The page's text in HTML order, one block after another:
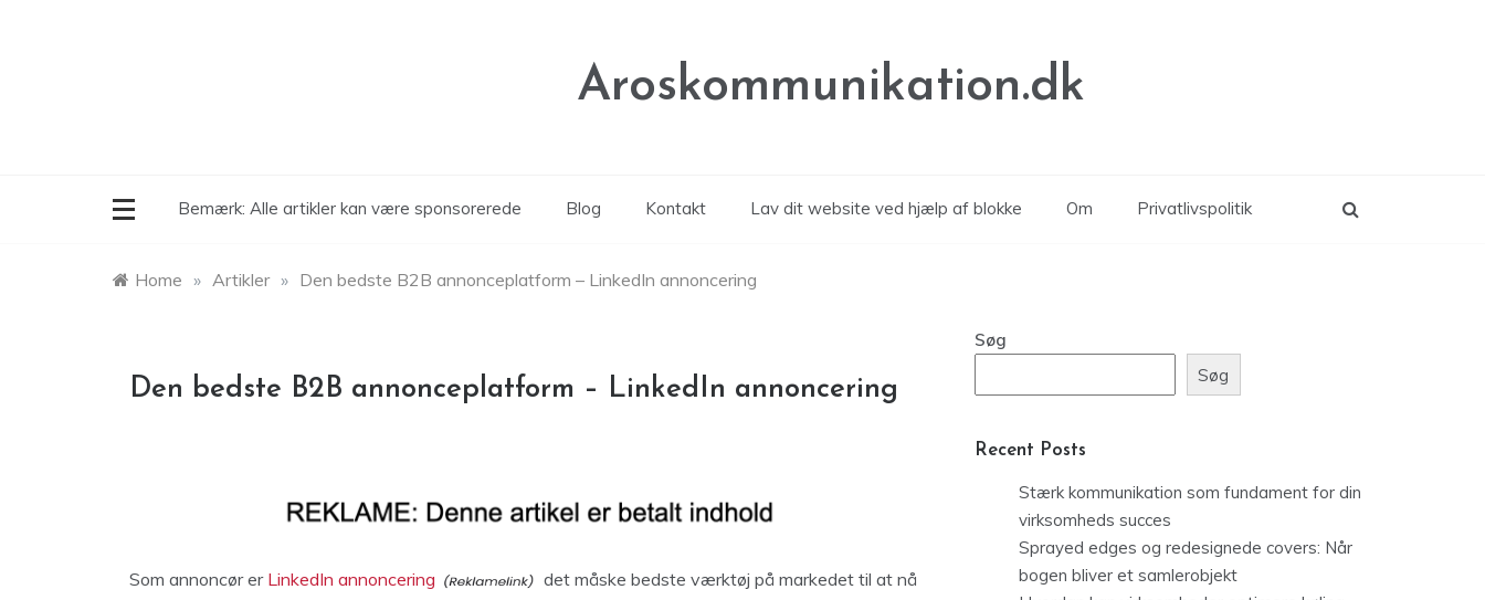
Aroskommunikation.dk
Bemærk: Alle artikler kan være sponsorerede Blog Kontakt Lav dit website ved hjælp af blokke Om Privatlivspolitik
Home » Artikler » Den bedste B2B annonceplatform – LinkedIn annoncering
Den bedste B2B annonceplatform – LinkedIn annoncering
Som annoncør er LinkedIn annoncering
det måske bedste værktøj på markedet til at nå
Søg
Søg
Recent Posts
Stærk kommunikation som fundament for din
virksomheds succes
Sprayed edges og redesignede covers: Når
bogen bliver et samlerobjekt